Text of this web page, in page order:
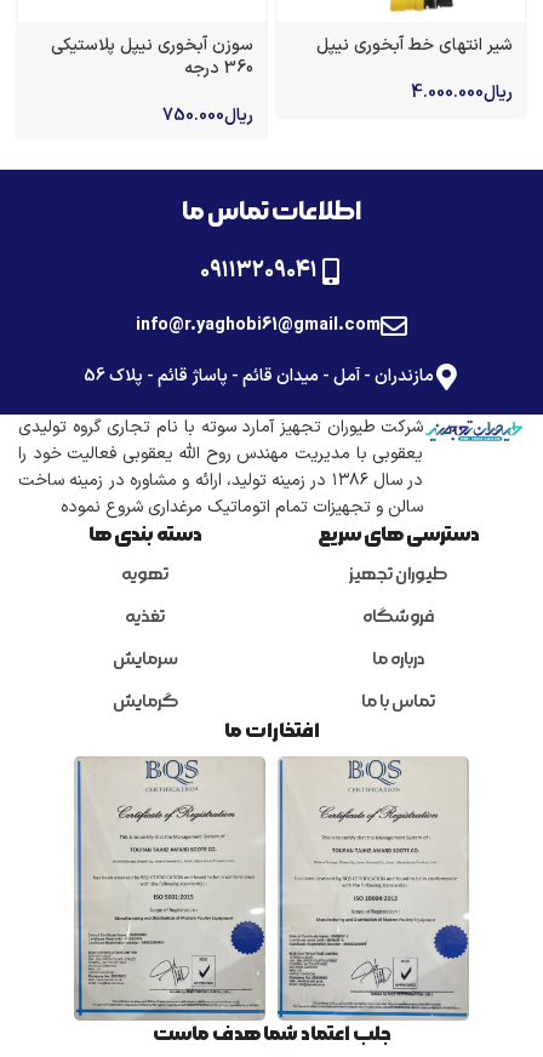
شیر انتهای خط آبخوری نیپل
ریال4.000.000
سوزن آبخوری نیپل پلاستیکی
360 درجه
ریال750.000
اطلاعات تماس ما
۰۹۱۱۳۲۰۹۰۴۱
info@r.yaghobi61@gmail.com
مازندران - آمل - میدان قائم - پاساژ قائم - پلاک 56
شرکت طیوران تجهیز آمارد سوته با نام تجاری گروه تولیدی
یعقوبی با مدیریت مهندس روح الله یعقوبی فعالیت خود را
در سال ۱۳۸۶ در زمینه تولید، ارائه و مشاوره در زمینه ساخت
سالن و تجهیزات تمام اتوماتیک مرغداری شروع نموده
دسترسی های سریع
طیوران تجهیز
فروشگاه
درباره ما
تماس با ما
دسته بندی ها
تهویه
تغذیه
سرمایش
گرمایش
افتخارات ما
جلب اعتماد شما هدف ماست